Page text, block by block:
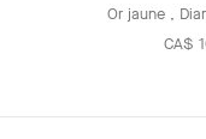
Or jaune ,
CA$